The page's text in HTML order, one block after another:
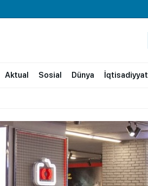
Aktual Sosial Dünya İqtisadiyyat